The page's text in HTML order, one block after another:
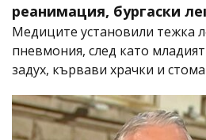
реанимация, бургаски
Медиците установили тежка
пневмония, след като
задух, кървави храчки и